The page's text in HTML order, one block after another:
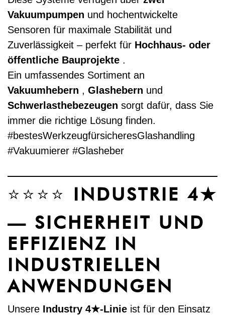
Vakuumpumpen und hochentwickelte
Sensoren für maximale Stabilität und
Zuverlässigkeit – perfekt für Hochhaus- oder
öffentliche Bauprojekte .
Ein umfassendes Sortiment an
Vakuumhebern , Glashebern und
Schwerlasthebezeugen sorgt dafür, dass Sie
immer die richtige Lösung finden.
#bestesWerkzeugfürsicheresGlashandling
#Vakuumierer #Glasheber
⭐⭐⭐⭐ INDUSTRIE 4★
— SICHERHEIT UND
EFFIZIENZ IN
INDUSTRIELLEN
ANWENDUNGEN
Unsere Industry 4★-Linie ist für den Einsatz